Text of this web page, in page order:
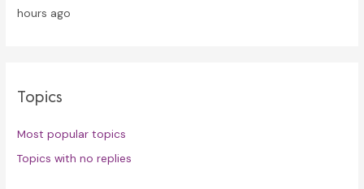
hours ago
Topics
Most popular topics
Topics with no replies